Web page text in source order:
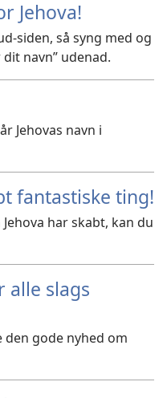
Jehova!
siden, så syng med og
navn” udenad.
Jehovas navn i
fantastiske ting!
har skabt, kan du
alle slags
den gode nyhed om